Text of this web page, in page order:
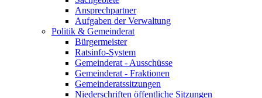
Ansprechpartner
Aufgaben der Verwaltung
Politik & Gemeinderat
Bürgermeister
Ratsinfo-System
Gemeinderat - Ausschüsse
Gemeinderat - Fraktionen
Gemeinderatssitzungen
Niederschriften öffentliche Sitzungen